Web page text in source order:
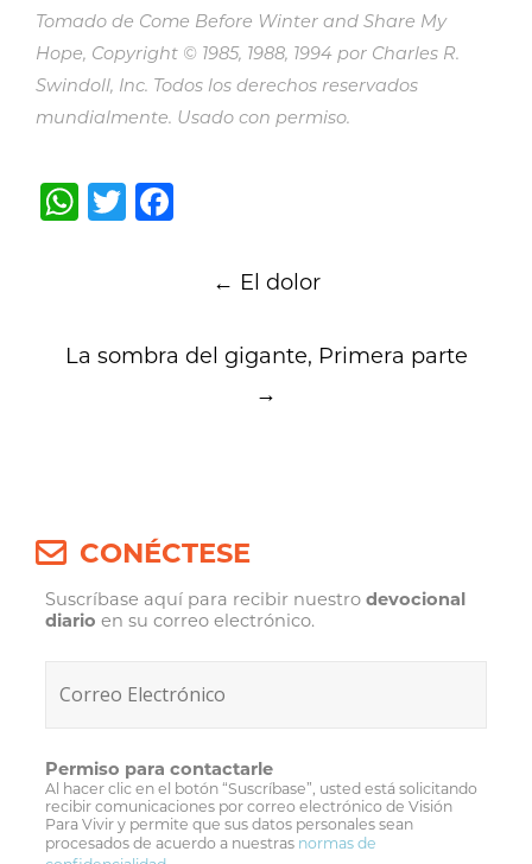
Tomado de Come Before Winter and Share My
Hope, Copyright © 1985, 1988, 1994 por Charles R.
Swindoll, Inc. Todos los derechos reservados
mundialmente. Usado con permiso.
WhatsApp
Twitter
navigation
← El dolor
La sombra del gigante, Primera parte
→
CONÉCTESE
Suscríbase aquí para recibir nuestrodevocional
diario en su correo electrónico.
Permiso para contactarle
Al hacer clic en el botón “Suscríbase”, usted está solicitando
recibir comunicaciones por correo electrónico de Visión
Para Vivir y permite que sus datos personales sean
procesados de acuerdo a nuestras normas de